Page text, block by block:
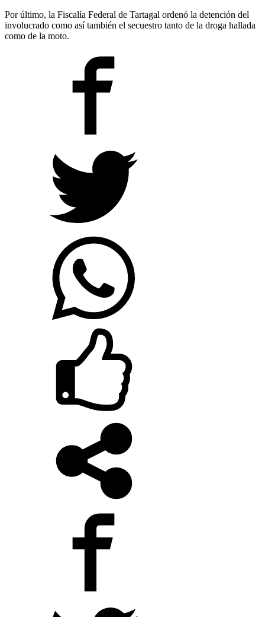
Por último, la Fiscalía Federal de Tartagal ordenó la detención del
involucrado como así también el secuestro tanto de la droga hallada
como de la moto.